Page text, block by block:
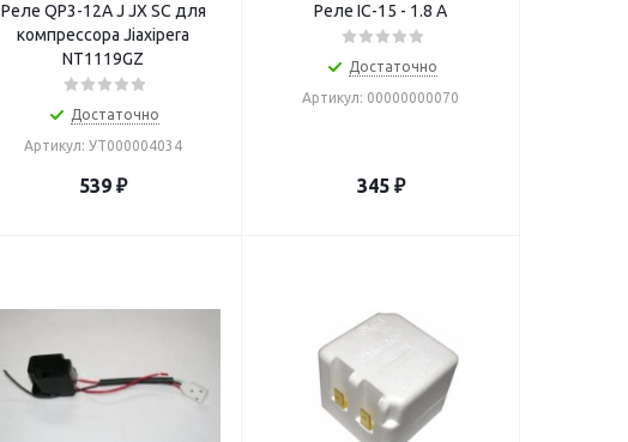
Реле QP3-12A J JX SC для
компрессора Jiaxipera
NT1119GZ
Достаточно
Артикул: УТ000004034
539 ₽
Реле IC-15 - 1.8 A
Достаточно
Артикул: 00000000070
345₽